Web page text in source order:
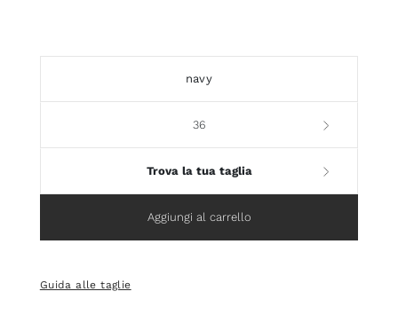
navy
36
Trova la tua taglia
Aggiungi al carrello
Guida alle taglie